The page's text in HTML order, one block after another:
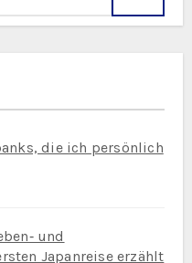
die ich persönlich
und
Japanreise erzählt